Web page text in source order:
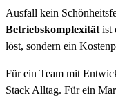
Ausfall kein
Betriebskomplexitätist
löst, sondern ein
Für ein Team mit
Stack Alltag. Für ein